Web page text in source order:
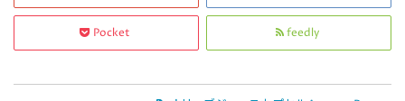
Pocket feedly